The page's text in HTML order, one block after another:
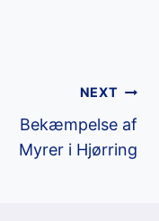
NEXT
Bekæmpelse af
Myrer i Hjørring